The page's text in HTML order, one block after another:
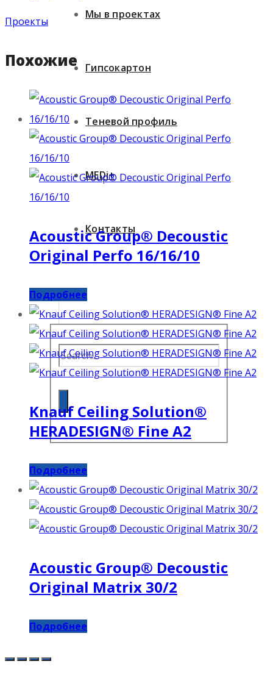
Мы в проектах
Гипсокартон
Теневой профиль
MEDi+
Контакты
Проекты
Похожие
Acoustic Group® Decoustic
Original Perfo 16/16/10
Подробнее
Knauf Ceiling Solution®
HERADESIGN® Fine A2
Подробнее
Acoustic Group® Decoustic
Original Matrix 30/2
Подробнее